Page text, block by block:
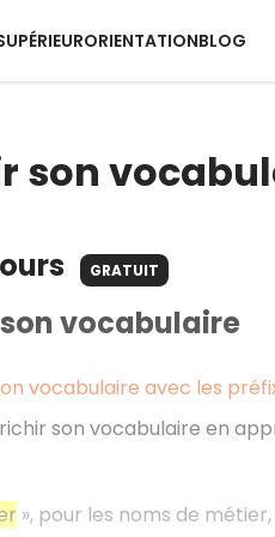
ORIENTATIONBLOG
son
GRATUIT
vocabulaire
vocabulaire avec les
son vocabulaire en
», pour les noms de